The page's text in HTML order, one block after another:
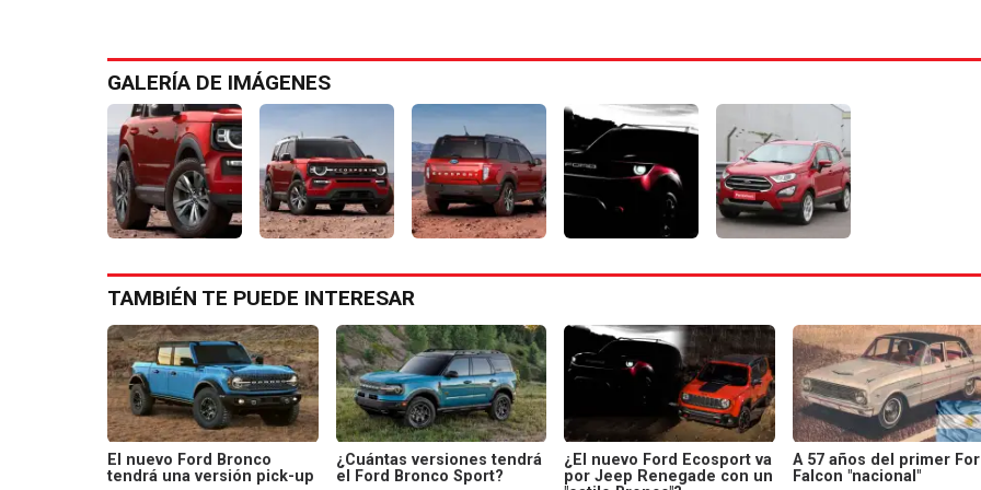
GALERÍA DE IMÁGENES
TAMBIÉN TE PUEDE INTERESAR
El nuevo Ford Bronco
tendrá una versión pick-up
¿Cuántas versiones tendrá
el Ford Bronco Sport?
¿El nuevo Ford Ecosport va
por Jeep Renegade con un
A 57 años del primer
Falcon "nacional"